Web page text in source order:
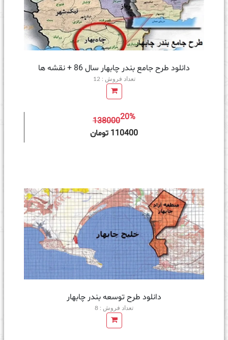
دانلود طرح جامع بندر چابهار سال 86 + نقشه ها
تعداد فروش : 12
13800020%
110400 تومان
دانلود طرح توسعه بندر چابهار
تعداد فروش : 8